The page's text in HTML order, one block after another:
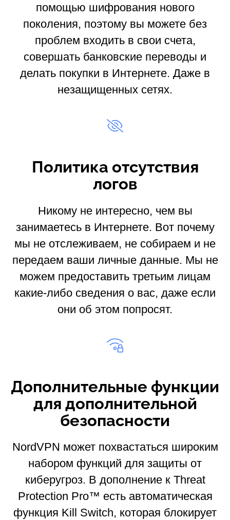
помощью шифрования нового
поколения, поэтому вы можете без
проблем входить в свои счета,
совершать банковские переводы и
делать покупки в Интернете. Даже в
незащищенных сетях.
Политика отсутствия
логов
Никому не интересно, чем вы
занимаетесь в Интернете. Вот почему
мы не отслеживаем, не собираем и не
передаем ваши личные данные. Мы не
можем предоставить третьим лицам
какие-либо сведения о вас, даже если
они об этом попросят.
Дополнительные функции
для дополнительной
безопасности
NordVPN может похвастаться широким
набором функций для защиты от
киберугроз. В дополнение к Threat
Protection Pro™ есть автоматическая
функция Kill Switch, которая блокирует